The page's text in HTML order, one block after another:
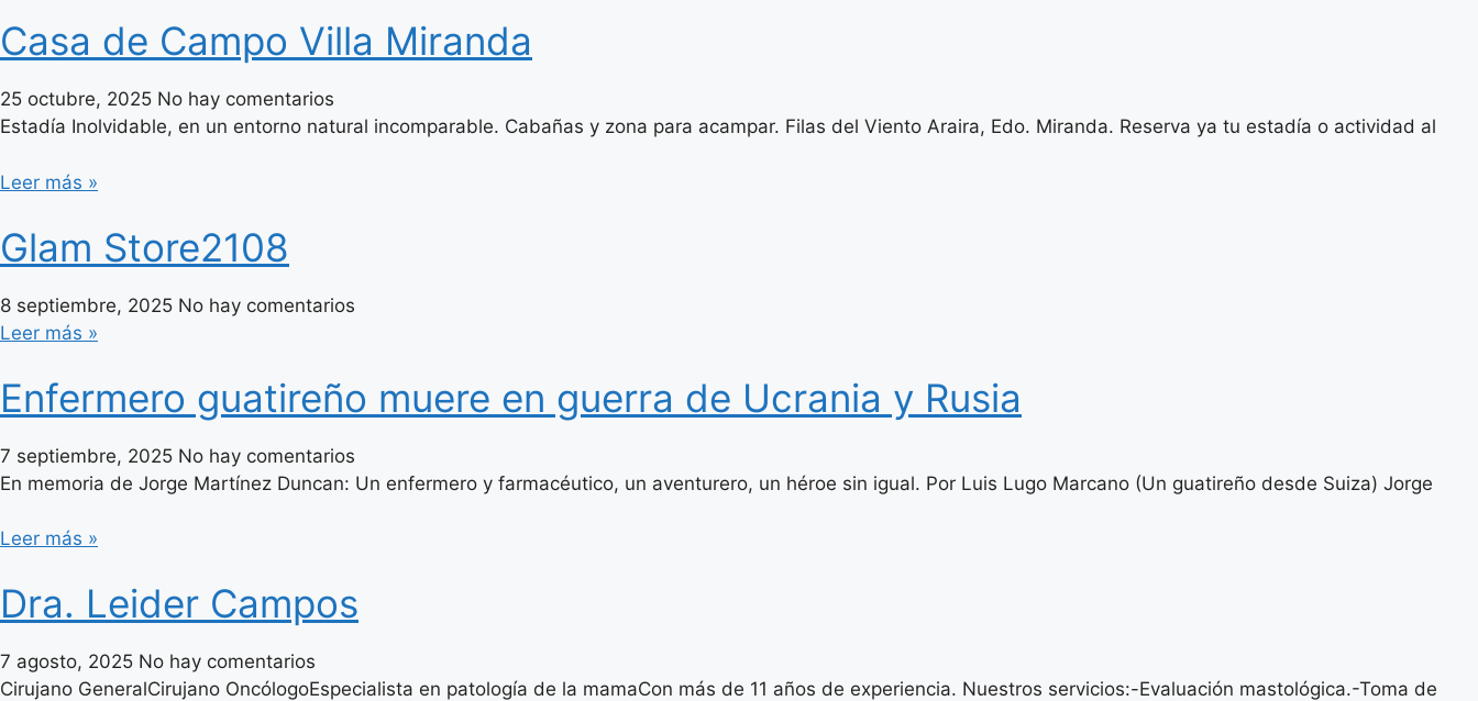
Casa de Campo Villa Miranda
25 octubre, 2025 No hay comentarios
Estadía Inolvidable, en un entorno natural incomparable. Cabañas y zona para acampar. Filas del Viento Araira, Edo. Miranda. Reserva ya tu estadía o actividad al
Leer más »
Glam Store2108
8 septiembre, 2025 No hay comentarios
Leer más »
Enfermero guatireño muere en guerra de Ucrania y Rusia
7 septiembre, 2025 No hay comentarios
En memoria de Jorge Martínez Duncan: Un enfermero y farmacéutico, un aventurero, un héroe sin igual. Por Luis Lugo Marcano (Un guatireño desde Suiza) Jorge
Leer más »
Dra. Leider Campos
7 agosto, 2025 No hay comentarios
Cirujano GeneralCirujano OncólogoEspecialista en patología de la mamaCon más de 11 años de experiencia. Nuestros servicios:-Evaluación mastológica.-Toma de